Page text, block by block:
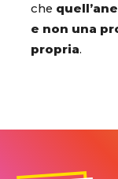
che
e non una
propria.